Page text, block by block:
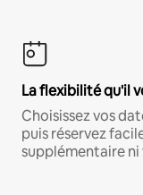
La flexibilité qu'il
Choisissez vos
puis réservez
supplémentaire